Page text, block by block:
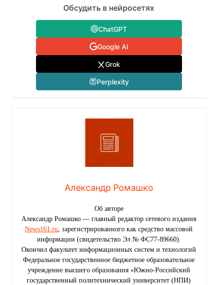
Обсудить в нейросетях
ChatGPT
Google AI
Grok
Perplexity
Александр Ромашко
Об авторе
Александр Ромашко — главный редактор сетевого издания
News161.ru, зарегистрированного как средство массовой
информации (свидетельство Эл № ФС77-89660).
Окончил факультет информационных систем и технологий
Федеральное государственное бюджетное образовательное
учреждение высшего образования «Южно-Российский
государственный политехнический университет (НПИ)